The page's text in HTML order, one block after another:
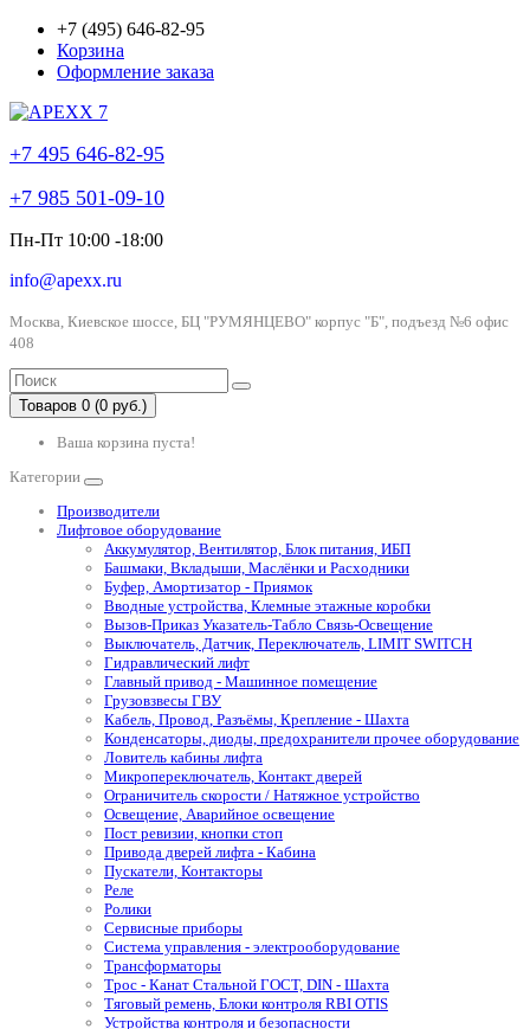
+7 (495) 646-82-95
Корзина
Оформление заказа
+7 495 646-82-95
+7 985 501-09-10
Пн-Пт 10:00 -18:00
info@apexx.ru
Москва, Киевское шоссе, БЦ "РУМЯНЦЕВО" корпус "Б", подъезд №6 офис
408
Товаров 0 (0 руб.)
Ваша корзина пуста!
Категории
Производители
Лифтовое оборудование
Аккумулятор, Вентилятор, Блок питания, ИБП
Башмаки, Вкладыши, Маслёнки и Расходники
Буфер, Амортизатор - Приямок
Вводные устройства, Клемные этажные коробки
Вызов-Приказ Указатель-Табло Связь-Освещение
Выключатель, Датчик, Переключатель, LIMIT SWITCH
Гидравлический лифт
Главный привод - Машинное помещение
Грузовзвесы ГВУ
Кабель, Провод, Разъёмы, Крепление - Шахта
Конденсаторы, диоды, предохранители прочее оборудование
Ловитель кабины лифта
Микропереключатель, Контакт дверей
Ограничитель скорости / Натяжное устройство
Освещение, Аварийное освещение
Пост ревизии, кнопки стоп
Привода дверей лифта - Кабина
Пускатели, Контакторы
Реле
Ролики
Сервисные приборы
Система управления - электрооборудование
Трансформаторы
Трос - Канат Стальной ГОСТ, DIN - Шахта
Тяговый ремень, Блоки контроля RBI OTIS
Устройства контроля и безопасности